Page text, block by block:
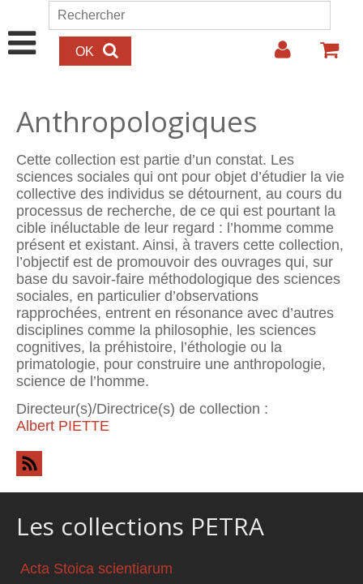
Aller au contenu principal
Formulaire de recherche
Rechercher
Anthropologiques
Cette collection est partie d’un constat. Les
sciences sociales qui ont pour objet d’étudier la vie
collective des individus se détournent, au cours du
processus de recherche, de ce qui est pourtant la
cible inéluctable de leur regard : l’homme comme
présent et existant. Ainsi, à travers cette collection,
l’objectif est de promouvoir des ouvrages qui, sur
base du savoir-faire métho­dologique des sciences
sociales, en particulier d’observations
rapprochées, entrent en résonance avec d’autres
disciplines comme la philosophie, les sciences
cognitives, la préhistoire, l’éthologie ou la
primatologie, pour construire une anthropo­logie,
science de l’homme.
Directeur(s)/Directrice(s) de collection :
Albert PIETTE
Les collections PETRA
Acta Stoica scientiarum